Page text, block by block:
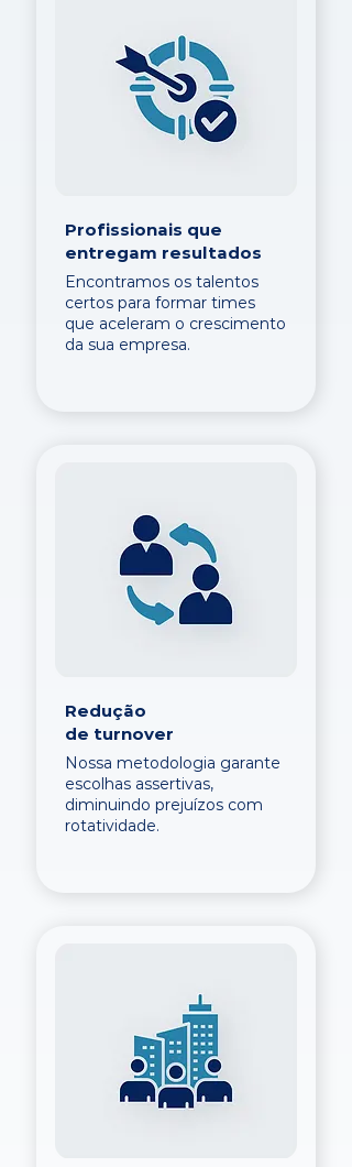
Profissionais que
entregam resultados
Encontramos os talentos
certos para formar times
que aceleram o crescimento
da sua empresa.
Redução
de turnover
Nossa metodologia garante
escolhas assertivas,
diminuindo prejuízos com
rotatividade.